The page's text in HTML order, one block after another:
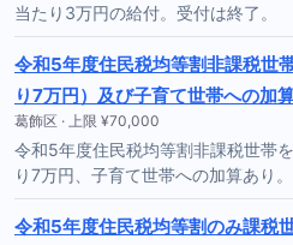
当たり3万円の給付。受付は終了。
令和5年度住民税均等割非課税世
り7万円）及び子育て世帯への加
葛飾区 · 上限 ¥70,000
令和5年度住民税均等割非課税世帯
り7万円、子育て世帯への加算あり。
令和5年度住民税均等割のみ課税